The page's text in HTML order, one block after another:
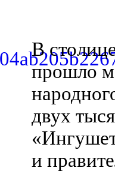
В
прошло
двух
и